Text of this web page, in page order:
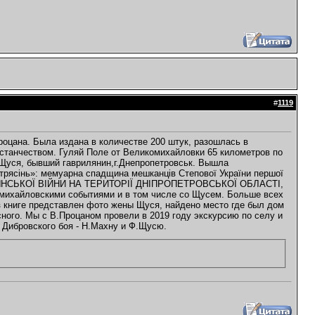
#1119
Была издана в количестве 200 штук, разошлась в
Гуляй Поле от Великомихайловки 65 километров по
бывший гаврилянин,г.Днепропетровськ. Вышла
мемуарна спадщина мешканців Степової України першої
ВІЙНИ НА ТЕРИТОРІЇ ДНІПРОПЕТРОВСЬКОЇ ОБЛАСТІ,
событиями и в том числе со Щусем. Больше всех
представлен фото жены Щуся, найдено место где был дом
Мы с В.Процаном провели в 2019 году экскурсию по селу и
Дибровского боя - Н.Махну и Ф.Щусю.